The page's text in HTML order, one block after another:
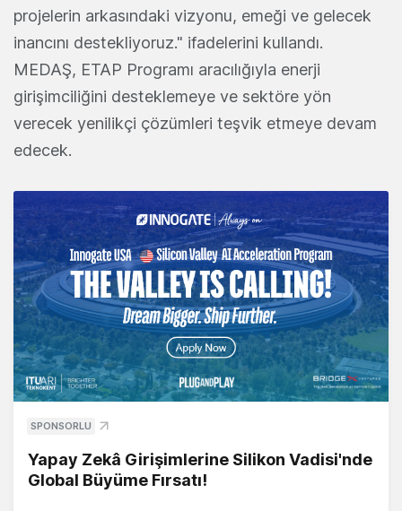
projelerin arkasındaki vizyonu, emeği ve gelecek
inancını destekliyoruz." ifadelerini kullandı.
MEDAŞ, ETAP Programı aracılığıyla enerji
girişimciliğini desteklemeye ve sektöre yön
verecek yenilikçi çözümleri teşvik etmeye devam
edecek.
SPONSORLU
Yapay Zekâ Girişimlerine Silikon Vadisi'nde
Global Büyüme Fırsatı!